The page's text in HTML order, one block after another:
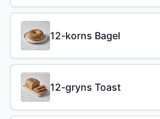
12-korns Bagel
12-gryns Toast